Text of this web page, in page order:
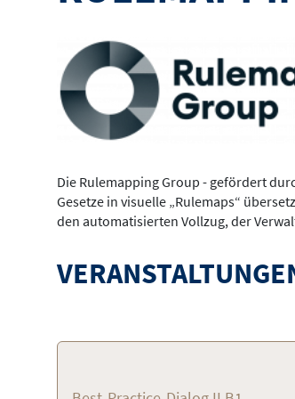
Die Rulemapping Group - gefördert
Gesetze in visuelle „Rulemaps“
den automatisierten Vollzug, der